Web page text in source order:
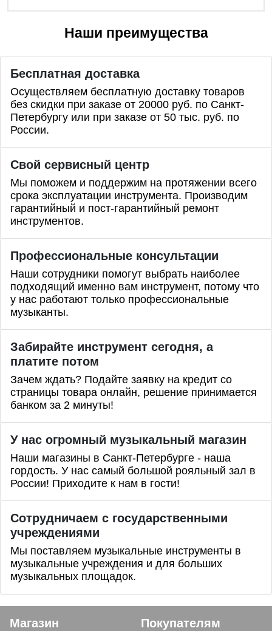
Наши преимущества
Бесплатная доставка
Осуществляем бесплатную доставку товаров
без скидки при заказе от 20000 руб. по Санкт-
Петербургу или при заказе от 50 тыс. руб. по
России.
Свой сервисный центр
Мы поможем и поддержим на протяжении всего
срока эксплуатации инструмента. Производим
гарантийный и пост-гарантийный ремонт
инструментов.
Профессиональные консультации
Наши сотрудники помогут выбрать наиболее
подходящий именно вам инструмент, потому что
у нас работают только профессиональные
музыканты.
Забирайте инструмент сегодня, а
платите потом
Зачем ждать? Подайте заявку на кредит со
страницы товара онлайн, решение принимается
банком за 2 минуты!
У нас огромный музыкальный магазин
Наши магазины в Санкт-Петербурге - наша
гордость. У нас самый большой рояльный зал в
России! Приходите к нам в гости!
Сотрудничаем с государственными
учреждениями
Мы поставляем музыкальные инструменты в
музыкальные учреждения и для больших
музыкальных площадок.
Магазин Покупателям